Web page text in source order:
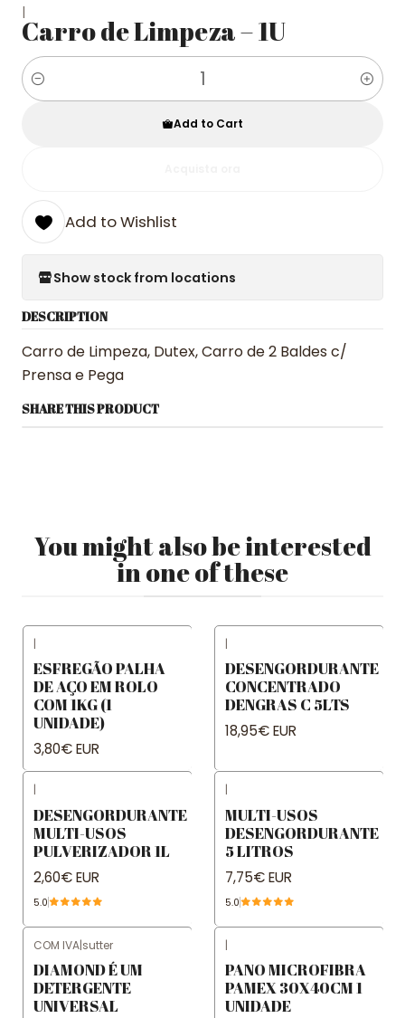
|
Carro de Limpeza – 1U
Quantity
Add to Cart
Add to Wishlist
Show stock from locations
DESCRIPTION
Carro de Limpeza, Dutex, Carro de 2 Baldes c/
Prensa e Pega
SHARE THIS PRODUCT
You might also be interested
in one of these
|
ESFREGÃO PALHA
DE AÇO EM ROLO
COM 1KG (1
UNIDADE)
3,80€ EUR
|
DESENGORDURANTE
CONCENTRADO
DENGRAS C 5LTS
18,95€ EUR
|
DESENGORDURANTE
MULTI-USOS
PULVERIZADOR 1L
2,60€ EUR
5.0
|
MULTI-USOS
DESENGORDURANTE
5 LITROS
7,75€ EUR
5.0
COM IVA|sutter
DIAMOND É UM
DETERGENTE
UNIVERSAL
|
PANO MICROFIBRA
PAMEX 30X40CM 1
UNIDADE